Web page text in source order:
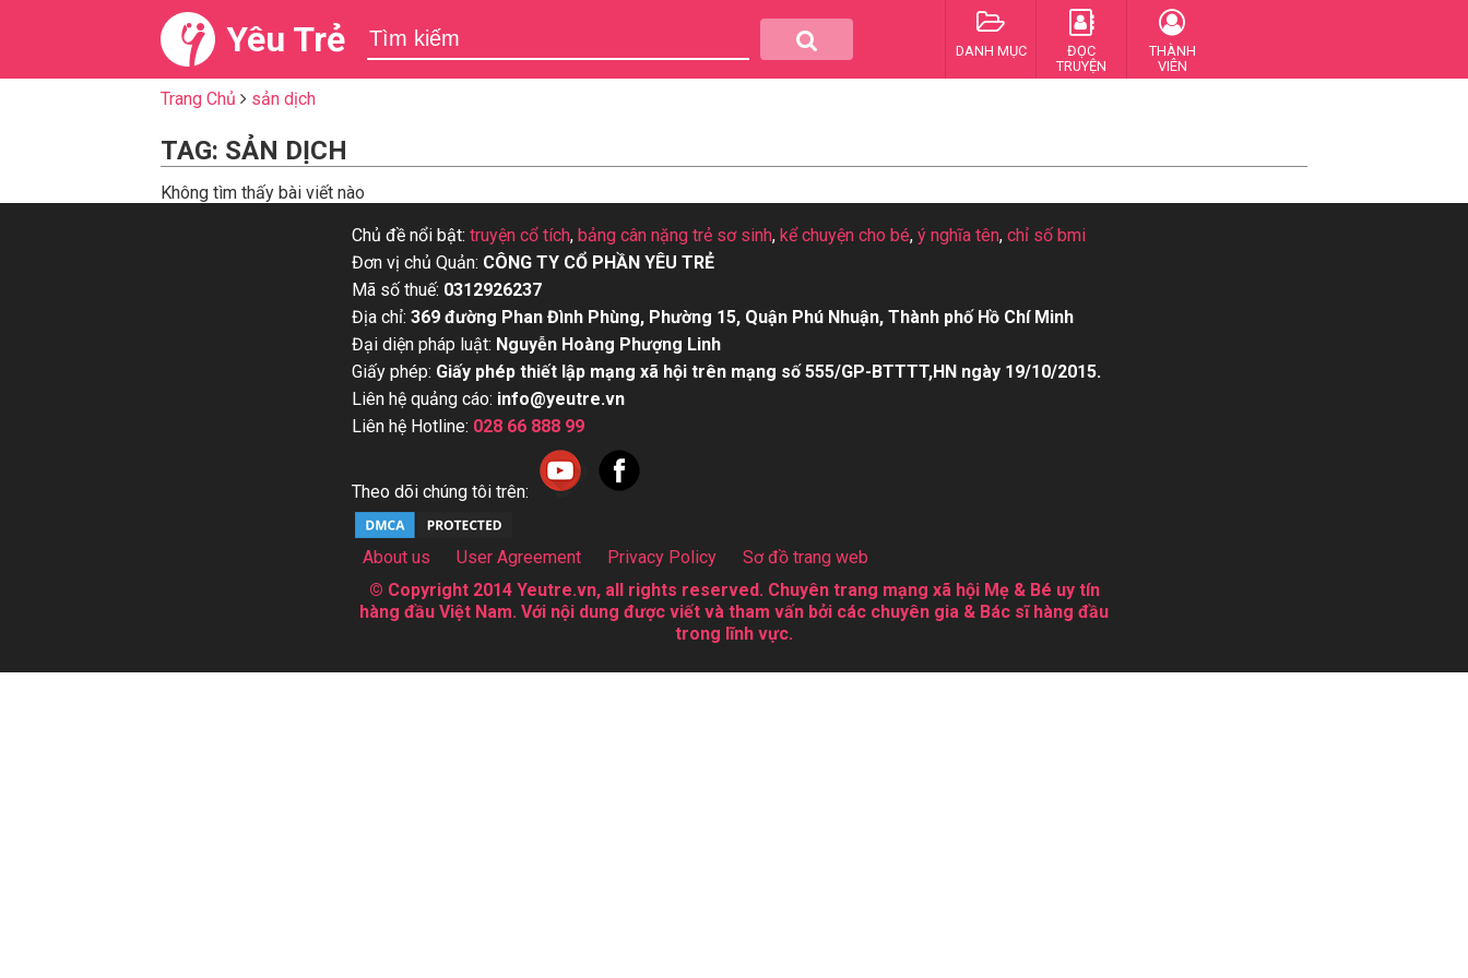
Yêu Trẻ DANH MỤC
ĐỌC
TRUYỆN
THÀNH
VIÊN
Trang Chủ sản dịch
TAG: SẢN DỊCH
Không tìm thấy bài viết nào
Chủ đề nổi bật: truyện cổ tích, bảng cân nặng trẻ sơ sinh, kể chuyện cho bé, ý nghĩa tên, chỉ số bmi
Đơn vị chủ Quản: CÔNG TY CỔ PHẦN YÊU TRẺ
Mã số thuế: 0312926237
Địa chỉ: 369 đường Phan Đình Phùng, Phường 15, Quận Phú Nhuận, Thành phố Hồ Chí Minh
Đại diện pháp luật: Nguyễn Hoàng Phượng Linh
Giấy phép: Giấy phép thiết lập mạng xã hội trên mạng số 555/GP-BTTTT,HN ngày 19/10/2015.
Liên hệ quảng cáo: info@yeutre.vn
Liên hệ Hotline: 028 66 888 99
Theo dõi chúng tôi trên:
About us User Agreement Privacy Policy
Sơ đồ trang web
© Copyright 2014 Yeutre.vn, all rights reserved. Chuyên trang mạng xã hội Mẹ & Bé uy tín
hàng đầu Việt Nam. Với nội dung được viết và tham vấn bởi các chuyên gia & Bác sĩ hàng đầu
trong lĩnh vực.